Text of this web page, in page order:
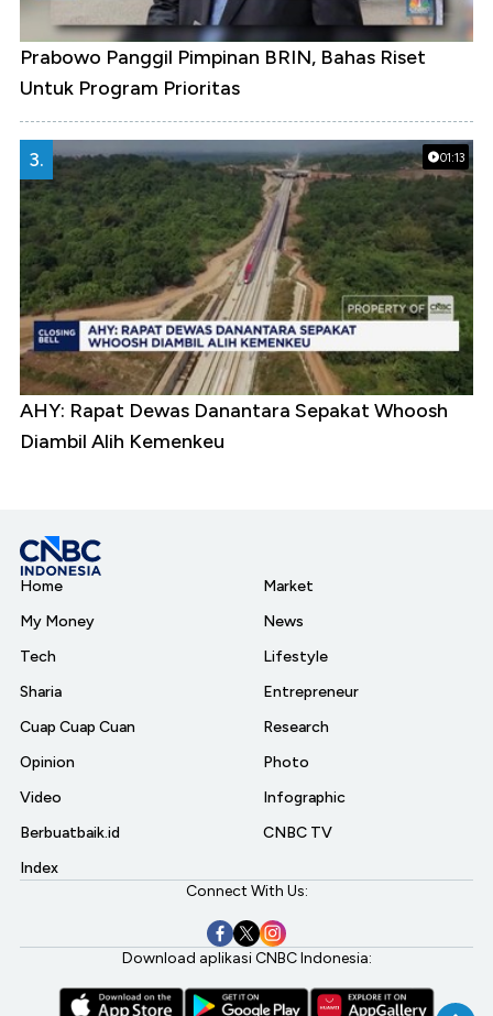
Prabowo Panggil Pimpinan BRIN, Bahas Riset
Untuk Program Prioritas
01:13
3.
AHY: Rapat Dewas Danantara Sepakat Whoosh
Diambil Alih Kemenkeu
Home
My Money
Tech
Sharia
Cuap Cuap Cuan
Opinion
Video
Berbuatbaik.id
Index
Market
News
Lifestyle
Entrepreneur
Research
Photo
Infographic
CNBC TV
Connect With Us:
Download aplikasi CNBC Indonesia: